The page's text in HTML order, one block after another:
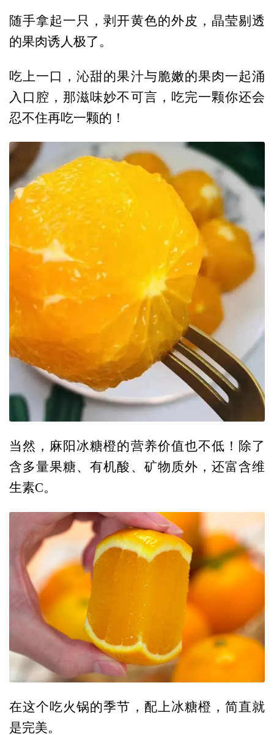
随手拿起一只，剥开黄色的外皮，晶莹剔透
的果肉诱人极了。
吃上一口，沁甜的果汁与脆嫩的果肉一起涌
入口腔，那滋味妙不可言，吃完一颗你还会
忍不住再吃一颗的！
当然，麻阳冰糖橙的营养价值也不低！除了
含多量果糖、有机酸、矿物质外，还富含维
生素C。
在这个吃火锅的季节，配上冰糖橙，简直就
是完美。